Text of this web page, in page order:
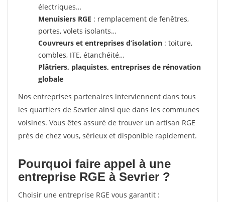
électriques…
Menuisiers RGE : remplacement de fenêtres,
portes, volets isolants…
Couvreurs et entreprises d’isolation : toiture,
combles, ITE, étanchéité…
Plâtriers, plaquistes, entreprises de rénovation
globale
Nos entreprises partenaires interviennent dans tous
les quartiers de Sevrier ainsi que dans les communes
voisines. Vous êtes assuré de trouver un artisan RGE
près de chez vous, sérieux et disponible rapidement.
Pourquoi faire appel à une
entreprise RGE à Sevrier ?
Choisir une entreprise RGE vous garantit :